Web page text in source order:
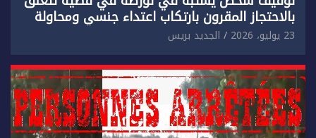
بالاحتجاز المقرون بارتكاب اعتداء جنسي ومحاولة
إضرام النار عمدا.
23 يوليو، 2026 الجديد بريس